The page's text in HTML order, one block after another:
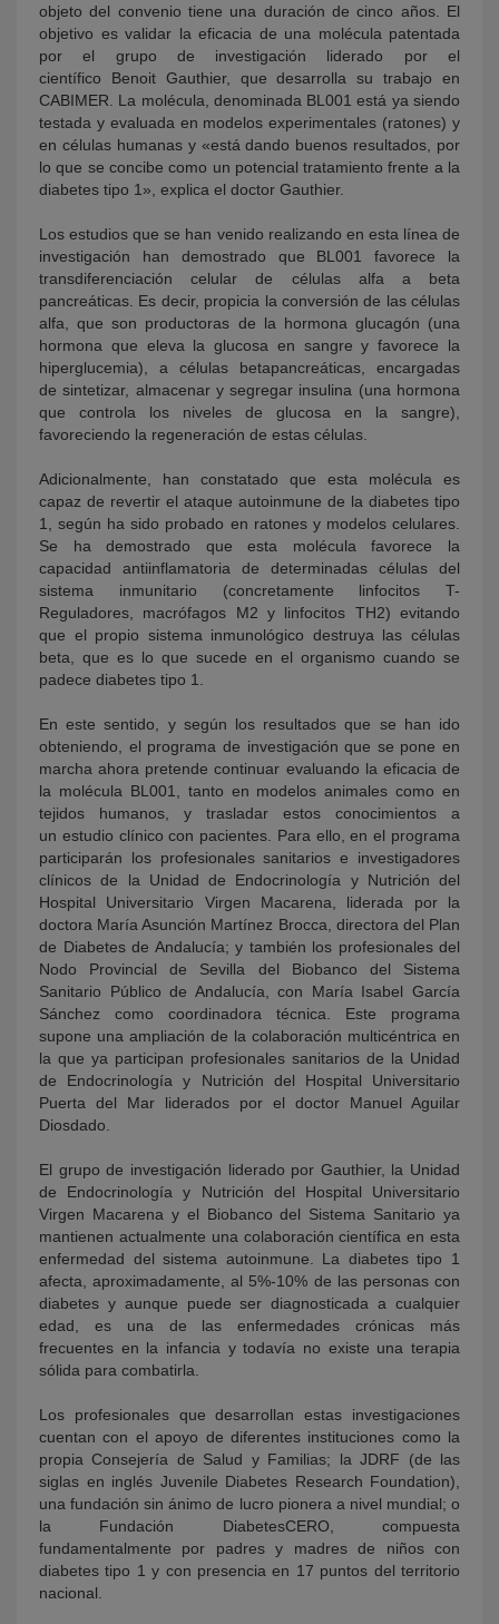
objeto del convenio tiene una duración de cinco años. El
objetivo es validar la eficacia de una molécula patentada
por el grupo de investigación liderado por el
científico Benoit Gauthier, que desarrolla su trabajo en
CABIMER. La molécula, denominada BL001 está ya siendo
testada y evaluada en modelos experimentales (ratones) y
en células humanas y «está dando buenos resultados, por
lo que se concibe como un potencial tratamiento frente a la
diabetes tipo 1», explica el doctor Gauthier.
Los estudios que se han venido realizando en esta línea de
investigación han demostrado que BL001 favorece la
transdiferenciación celular de células alfa a beta
pancreáticas. Es decir, propicia la conversión de las células
alfa, que son productoras de la hormona glucagón (una
hormona que eleva la glucosa en sangre y favorece la
hiperglucemia), a células betapancreáticas, encargadas
de sintetizar, almacenar y segregar insulina (una hormona
que controla los niveles de glucosa en la sangre),
favoreciendo la regeneración de estas células.
Adicionalmente, han constatado que esta molécula es
capaz de revertir el ataque autoinmune de la diabetes tipo
1, según ha sido probado en ratones y modelos celulares.
Se ha demostrado que esta molécula favorece la
capacidad antiinflamatoria de determinadas células del
sistema inmunitario (concretamente linfocitos T-
Reguladores, macrófagos M2 y linfocitos TH2) evitando
que el propio sistema inmunológico destruya las células
beta, que es lo que sucede en el organismo cuando se
padece diabetes tipo 1.
En este sentido, y según los resultados que se han ido
obteniendo, el programa de investigación que se pone en
marcha ahora pretende continuar evaluando la eficacia de
la molécula BL001, tanto en modelos animales como en
tejidos humanos, y trasladar estos conocimientos a
un estudio clínico con pacientes. Para ello, en el programa
participarán los profesionales sanitarios e investigadores
clínicos de la Unidad de Endocrinología y Nutrición del
Hospital Universitario Virgen Macarena, liderada por la
doctora María Asunción Martínez Brocca, directora del Plan
de Diabetes de Andalucía; y también los profesionales del
Nodo Provincial de Sevilla del Biobanco del Sistema
Sanitario Público de Andalucía, con María Isabel García
Sánchez como coordinadora técnica. Este programa
supone una ampliación de la colaboración multicéntrica en
la que ya participan profesionales sanitarios de la Unidad
de Endocrinología y Nutrición del Hospital Universitario
Puerta del Mar liderados por el doctor Manuel Aguilar
Diosdado.
El grupo de investigación liderado por Gauthier, la Unidad
de Endocrinología y Nutrición del Hospital Universitario
Virgen Macarena y el Biobanco del Sistema Sanitario ya
mantienen actualmente una colaboración científica en esta
enfermedad del sistema autoinmune. La diabetes tipo 1
afecta, aproximadamente, al 5%-10% de las personas con
diabetes y aunque puede ser diagnosticada a cualquier
edad, es una de las enfermedades crónicas más
frecuentes en la infancia y todavía no existe una terapia
sólida para combatirla.
Los profesionales que desarrollan estas investigaciones
cuentan con el apoyo de diferentes instituciones como la
propia Consejería de Salud y Familias; la JDRF (de las
siglas en inglés Juvenile Diabetes Research Foundation),
una fundación sin ánimo de lucro pionera a nivel mundial; o
la Fundación DiabetesCERO, compuesta
fundamentalmente por padres y madres de niños con
diabetes tipo 1 y con presencia en 17 puntos del territorio
nacional.